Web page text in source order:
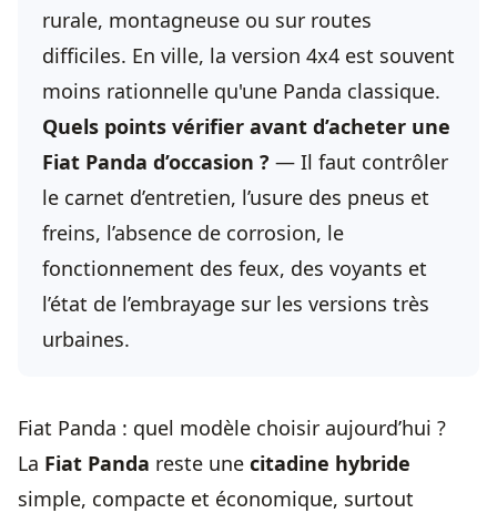
rurale, montagneuse ou sur routes
difficiles. En ville, la version 4x4 est souvent
moins rationnelle qu'une Panda classique.
Quels points vérifier avant d’acheter une
Fiat Panda d’occasion ? — Il faut contrôler
le carnet d’entretien, l’usure des pneus et
freins, l’absence de corrosion, le
fonctionnement des feux, des voyants et
l’état de l’embrayage sur les versions très
urbaines.
Fiat Panda : quel modèle choisir aujourd’hui ?
La Fiat Panda reste une citadine hybride
simple, compacte et économique, surtout